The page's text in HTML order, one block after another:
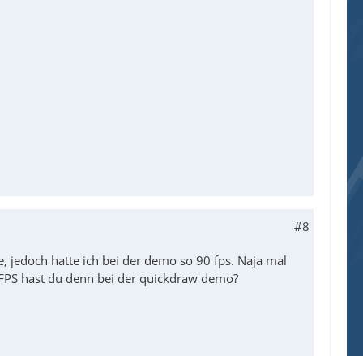
#8
jedoch hatte ich bei der demo so 90 fps. Naja mal
hast du denn bei der quickdraw demo?